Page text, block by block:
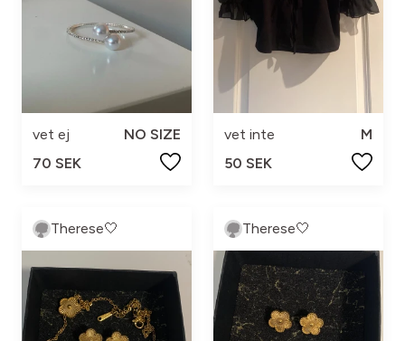
vet ej
NO SIZE
70 SEK
vet inte
M
50 SEK
Therese🤍 Therese🤍